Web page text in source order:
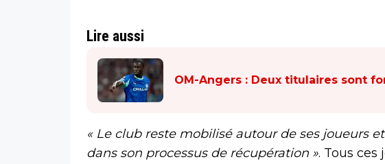
Lire aussi
OM-Angers : Deux titulaires sont
« Le club reste mobilisé autour de ses joueurs
dans son processus de récupération ». Tous